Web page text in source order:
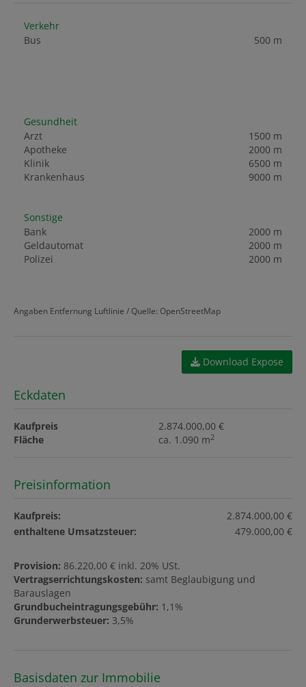
Verkehr
Bus
500 m
Gesundheit
Arzt
1500 m
Apotheke
2000 m
Klinik
6500 m
Krankenhaus
9000 m
Sonstige
Bank
2000 m
Geldautomat
2000 m
Polizei
2000 m
Angaben Entfernung Luftlinie / Quelle: OpenStreetMap
Download Expose
Eckdaten
Kaufpreis
2.874.000,00 €
Fläche
ca. 1.090 m2
Preisinformation
Kaufpreis:
2.874.000,00 €
enthaltene Umsatzsteuer:
479.000,00 €
Provision: 86.220,00 € inkl. 20% USt.
Vertragserrichtungskosten: samt Beglaubigung und
Barauslagen
Grundbucheintragungsgebühr: 1,1%
Grunderwerbsteuer: 3,5%
Basisdaten zur Immobilie